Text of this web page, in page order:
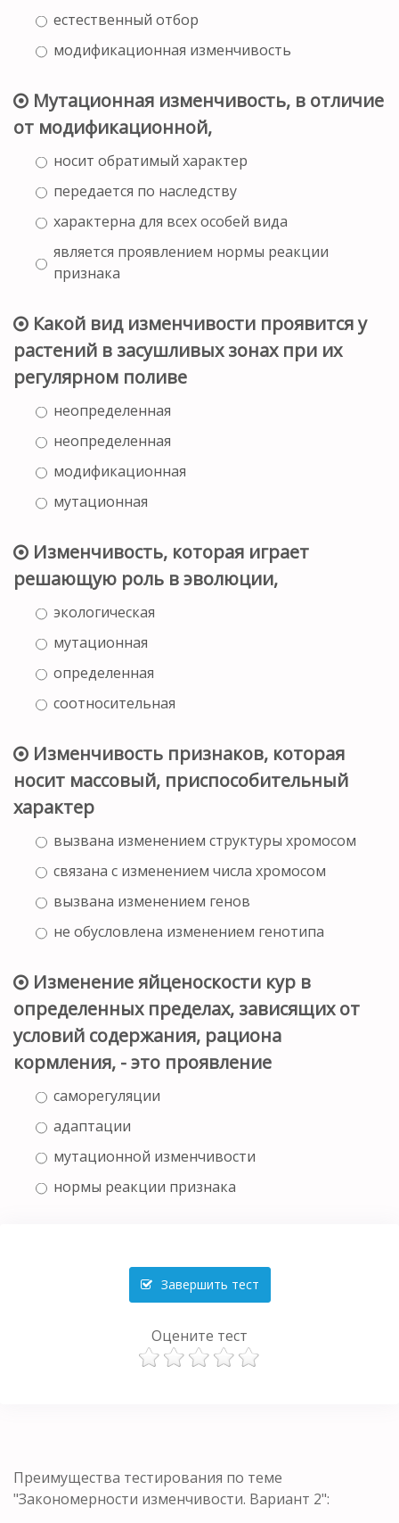
естественный отбор
модификационная изменчивость
Мутационная изменчивость, в отличие
от модификационной,
носит обратимый характер
передается по наследству
характерна для всех особей вида
является проявлением нормы реакции
признака
Какой вид изменчивости проявится у
растений в засушливых зонах при их
регулярном поливе
неопределенная
неопределенная
модификационная
мутационная
Изменчивость, которая играет
решающую роль в эволюции,
экологическая
мутационная
определенная
соотносительная
Изменчивость признаков, которая
носит массовый, приспособительный
характер
вызвана изменением структуры хромосом
связана с изменением числа хромосом
вызвана изменением генов
не обусловлена изменением генотипа
Изменение яйценоскости кур в
определенных пределах, зависящих от
условий содержания, рациона
кормления, - это проявление
саморегуляции
адаптации
мутационной изменчивости
нормы реакции признака
Завершить тест
Оцените тест
Преимущества тестирования по теме
"Закономерности изменчивости. Вариант 2":